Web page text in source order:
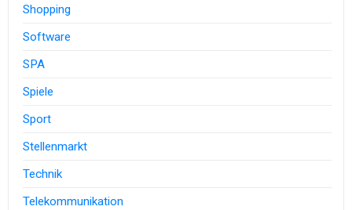
Shopping
Software
SPA
Spiele
Sport
Stellenmarkt
Technik
Telekommunikation